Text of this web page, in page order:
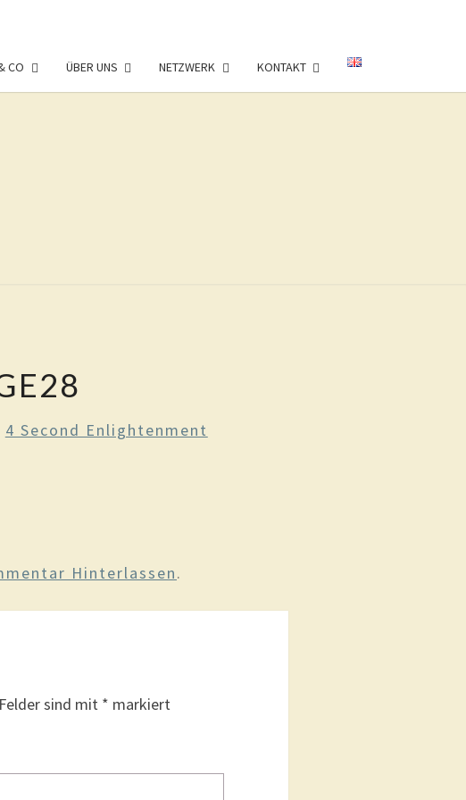
CO ÜBER UNS NETZWERK KONTAKT
4 Second Enlightenment
Hinterlassen.
sind mit * markiert